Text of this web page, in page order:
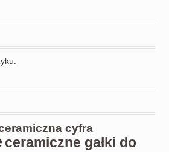
cyfra
ceramiczne gałki do